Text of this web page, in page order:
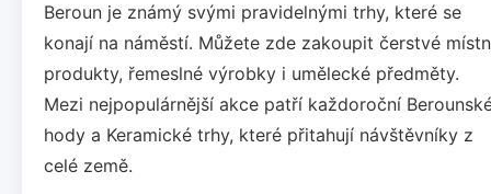
Beroun je známý svými pravidelnými trhy, které se
konají na náměstí. Můžete zde zakoupit čerstvé
produkty, řemeslné výrobky i umělecké předměty.
Mezi nejpopulárnější akce patří každoroční
hody a Keramické trhy, které přitahují návštěvníky z
celé země.